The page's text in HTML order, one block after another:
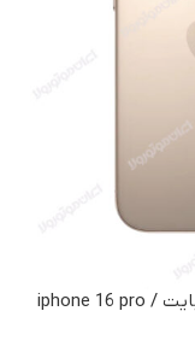
گوشی موبایل آیفون ۱۶ پرو مکس ۵۱۲ گیگا بایت / iphone 16 pro